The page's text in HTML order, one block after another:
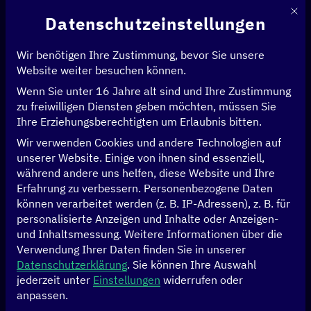
Startseite > Initiativen > Theorie trifft Praxis – Digitalzentren
>
Digital & Sustainability Maturity Assessment (DMA) für KMU
Digital & Sustainability
Maturity Assessment
(DMA) für KMU
Mit
Datenschutzeinstellungen
Wir benötigen Ihre Zustimmung, bevor Sie unsere
Website weiter besuchen können.
Wenn Sie unter 16 Jahre alt sind und Ihre Zustimmung
zu freiwilligen Diensten geben möchten, müssen Sie
Ihre Erziehungsberechtigten um Erlaubnis bitten.
Wir verwenden Cookies und andere Technologien auf
unserer Website. Einige von ihnen sind essenziell,
während andere uns helfen, diese Website und Ihre
Erfahrung zu verbessern. Personenbezogene Daten
können verarbeitet werden (z. B. IP-Adressen), z. B. für
personalisierte Anzeigen und Inhalte oder Anzeigen-
und Inhaltsmessung. Weitere Informationen über die
Verwendung Ihrer Daten finden Sie in unserer
Datenschutzerklärung. Sie können Ihre Auswahl
jederzeit unter Einstellungen widerrufen oder
anpassen.